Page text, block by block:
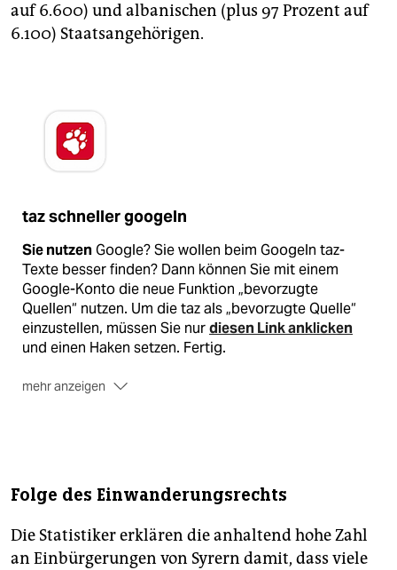
auf 6.600) und albanischen (plus 97 Prozent auf
6.100) Staatsangehörigen.
taz schneller googeln
Sie nutzenGoogle? Sie wollen beim Googeln taz-
Texte besser finden? Dann können Sie mit einem
Google-Konto die neue Funktion „bevorzugte
Quellen“ nutzen. Um die taz als „bevorzugte Quelle“
einzustellen, müssen Sie nurdiesen Link anklicken
und einen Haken setzen. Fertig.
mehr anzeigen
Googlefinden Sie hier.
Folge des Einwanderungsrechts
Die Statistiker erklären die anhaltend hohe Zahl
an Einbürgerungen von Syrern damit, dass viele